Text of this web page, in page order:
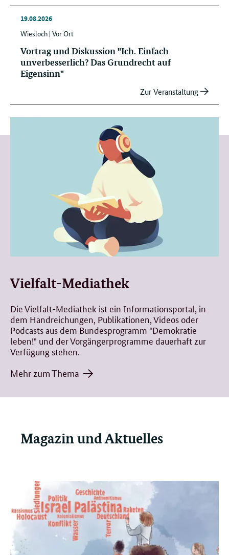
19.08.202619.
2026
Wiesloch Vor Ort
Vortrag und Diskussion "Ich. Einfach
unverbesserlich? Das Grundrecht auf
Eigensinn"
Zur Veranstaltung
Vielfalt-Mediathek
Die Vielfalt-Mediathek ist ein Informationsportal, in
dem Handreichungen, Publikationen, Videos oder
Podcasts aus dem Bundesprogramm "Demokratie
leben!" und der Vorgängerprogramme dauerhaft zur
Verfügung stehen.
Mehr zum Thema
Magazin und Aktuelles